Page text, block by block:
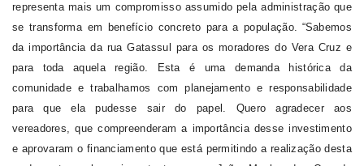
representa mais um compromisso assumido pela administração que
se transforma em benefício concreto para a população. “Sabemos
da importância da rua Gatassul para os moradores do Vera Cruz e
para toda aquela região. Esta é uma demanda histórica da
comunidade e trabalhamos com planejamento e responsabilidade
para que ela pudesse sair do papel. Quero agradecer aos
vereadores, que compreenderam a importância desse investimento
e aprovaram o financiamento que está permitindo a realização desta